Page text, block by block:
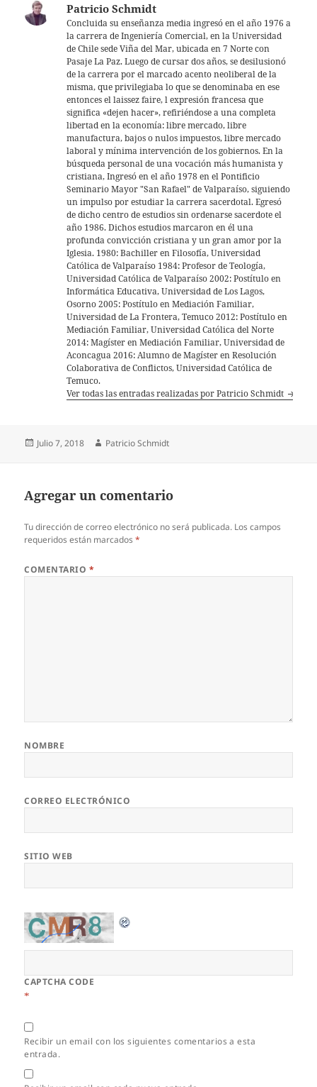
Patricio Schmidt
Concluida su enseñanza media ingresó en el año 1976 a
la carrera de Ingeniería Comercial, en la Universidad
de Chile sede Viña del Mar, ubicada en 7 Norte con
Pasaje La Paz. Luego de cursar dos años, se desilusionó
de la carrera por el marcado acento neoliberal de la
misma, que privilegiaba lo que se denominaba en ese
entonces el laissez faire, l expresión francesa que
significa «dejen hacer», refiriéndose a una completa
libertad en la economía: libre mercado, libre
manufactura, bajos o nulos impuestos, libre mercado
laboral y mínima intervención de los gobiernos. En la
búsqueda personal de una vocación más humanista y
cristiana, Ingresó en el año 1978 en el Pontificio
Seminario Mayor "San Rafael" de Valparaíso, siguiendo
un impulso por estudiar la carrera sacerdotal. Egresó
de dicho centro de estudios sin ordenarse sacerdote el
año 1986. Dichos estudios marcaron en él una
profunda convicción cristiana y un gran amor por la
Iglesia. 1980: Bachiller en Filosofía, Universidad
Católica de Valparaíso 1984: Profesor de Teología,
Universidad Católica de Valparaíso 2002: Postítulo en
Informática Educativa, Universidad de Los Lagos,
Osorno 2005: Postítulo en Mediación Familiar,
Universidad de La Frontera, Temuco 2012: Postítulo en
Mediación Familiar, Universidad Católica del Norte
2014: Magíster en Mediación Familiar, Universidad de
Aconcagua 2016: Alumno de Magíster en Resolución
Colaborativa de Conflictos, Universidad Católica de
Temuco.
Ver todas las entradas realizadas por Patricio Schmidt
Publicado
Julio 7, 2018 Autor
Patricio Schmidt
Agregar un comentario
Tu dirección de correo electrónico no será publicada. Los campos
requeridos están marcados*
COMENTARIO *
NOMBRE
CORREO ELECTRÓNICO
SITIO WEB
CAPTCHA CODE
*
Recibir un email con los siguientes comentarios a esta
entrada.